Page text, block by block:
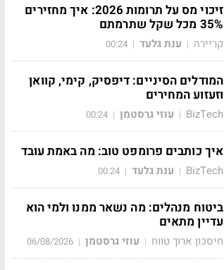
זיכוי מס על תרומות 2026: איך מחזירים
35% מכל שקל שתרמתם
קריירה | ענת גלעד |
00:24
המודלים הסיניים: דיפסיק, קימי, קוואן
וזעזוע המחירים
BizTech
| עוזי גרסטמן |
00:24
איך כותבים פרומפט טוב: מה באמת עובד
BizTech
| ענת גלעד |
00:24
ביטוח מנהלים: מה נשאר ממנו ולמי הוא
עדיין מתאים
חיסכון ארוך טווח | עוזי גרסטמן |
06/08/2026